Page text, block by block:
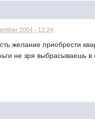
2004 - 12:24
желание приобрести
не зря выбрасываешь